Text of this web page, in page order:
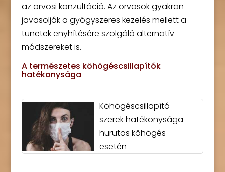
az orvosi konzultáció. Az orvosok gyakran
javasolják a gyógyszeres kezelés mellett a
tünetek enyhítésére szolgáló alternatív
módszereket is.
A természetes köhögéscsillapítók
hatékonysága
Köhögéscsillapító
szerek hatékonysága
hurutos köhögés
esetén